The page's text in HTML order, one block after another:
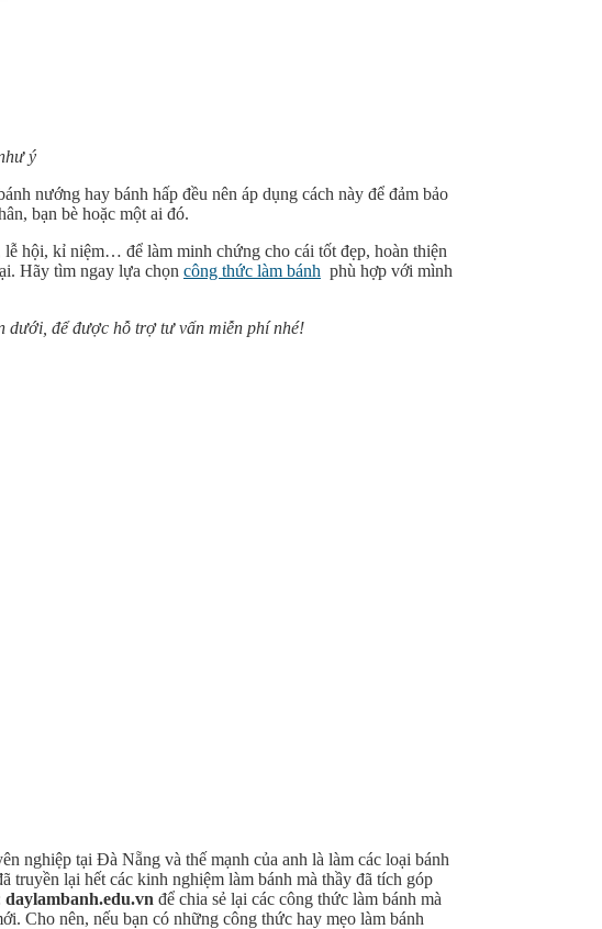
ý
nướng hay bánh hấp đều nên áp dụng cách này để đảm bảo
bạn bè hoặc một ai đó.
hội, kỉ niệm… để làm minh chứng cho cái tốt đẹp, hoàn thiện
Hãy tìm ngay lựa chọn công thức làm bánh phù hợp với mình
dưới, để được hỗ trợ tư vấn miễn phí nhé!
nghiệp tại Đà Nẵng và thế mạnh của anh là làm các loại bánh
lại hết các kinh nghiệm làm bánh mà thầy đã tích góp
daylambanh.edu.vn để chia sẻ lại các công thức làm bánh mà
Cho nên, nếu bạn có những công thức hay mẹo làm bánh